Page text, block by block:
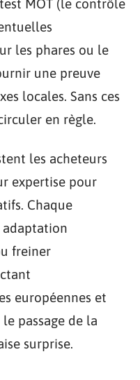
MOT (le contrôle
les phares ou le
une preuve
locales. Sans ces
en règle.
les acheteurs
expertise pour
Chaque
adaptation
freiner
européennes et
passage de la
surprise.